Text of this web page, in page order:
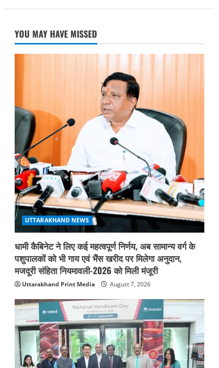
2
नाबार्ड ने राष्ट्रीय हथकरघा दिवस के अवसर पर
मुंबई में तीन दिवसीय प्रदर्शनी का आयोजन किया
August 7, 2026
3
UTTARAKHAND NEWS
जिलाधिकारी/जिला निर्वाचन अधिकारी ने
सहसपुर विधानसभा क्षेत्र के पोलिंग बूथों का
निरीक्षण कर एसआईआर आपत्ति निस्तारण
शिविर की व्यवस्थाओं का लिया जायजा
August 6, 2026
4
UTTARAKHAND NEWS
तीलू रौतेली पुरस्कार के लिए 13 वीरांगनाओं का
चयन : रेखा आर्या
August 6, 2026
5
UTTARAKHAND NEWS
मिस उत्तराखंड 2026 के सब-कॉन्टेस्ट ‘मिस
ब्यूटीफुल आइज़’ एवं ‘मिस ब्यूटीफुल हेयर’ का
आयोजन
August 5, 2026
YOU MAY HAVE MISSED
UTTARAKHAND NEWS
धामी कैबिनेट ने लिए कई महत्वपूर्ण निर्णय, अब सामान्य वर्ग के
पशुपालकों को भी गाय एवं भैंस खरीद पर मिलेगा अनुदान,
मजदूरी संहिता नियमावली-2026 को मिली मंजूरी
Uttarakhand Print Media August 7, 2026